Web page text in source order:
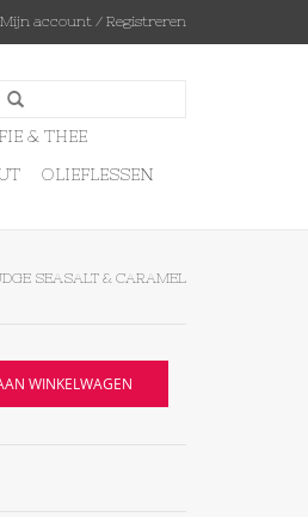
Mijn account / Registreren
& THEE
OLIEFLESSEN
SEASALT & CARAMEL
WINKELWAGEN